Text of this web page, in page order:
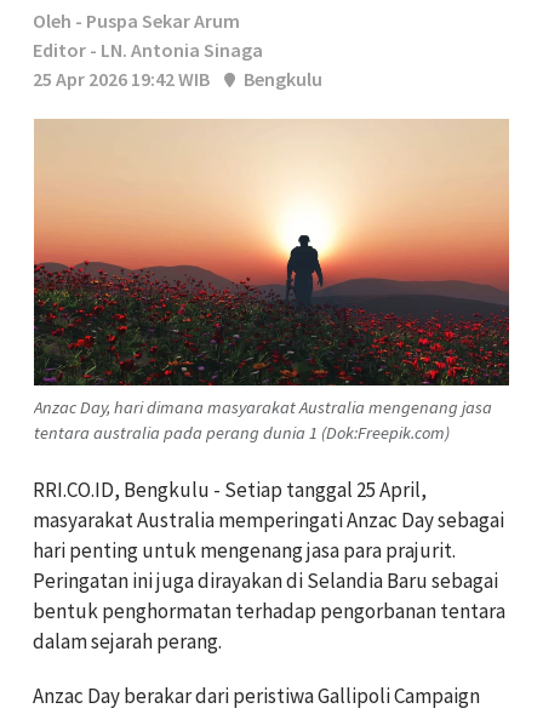
Oleh - Puspa Sekar Arum
Editor - LN. Antonia Sinaga
25 Apr 2026 19:42 WIB
Bengkulu
Anzac Day, hari dimana masyarakat Australia mengenang jasa
tentara australia pada perang dunia 1 (Dok:Freepik.com)
RRI.CO.ID, Bengkulu - Setiap tanggal 25 April,
masyarakat Australia memperingati Anzac Day sebagai
hari penting untuk mengenang jasa para prajurit.
Peringatan ini juga dirayakan di Selandia Baru sebagai
bentuk penghormatan terhadap pengorbanan tentara
dalam sejarah perang.
Anzac Day berakar dari peristiwa Gallipoli Campaign